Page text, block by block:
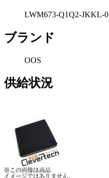
LWM673-Q1Q2-JKKL-0
ブランド
OOS
供給状況